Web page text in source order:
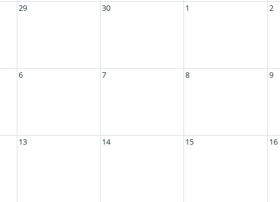
29 30 1 2
6 7 8 9
13 14 15 16